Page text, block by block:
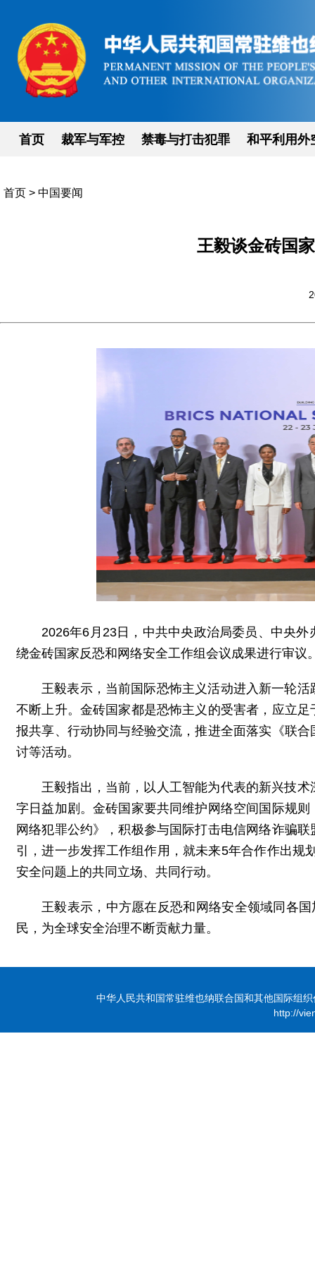
首页 裁军与军控 禁毒与打击犯罪 和平利用外
首页 > 中国要闻
王毅谈金砖国
2026年6月23日，中共中央政治局委员、中央
绕金砖国家反恐和网络安全工作组会议成果进行审议
王毅表示，当前国际恐怖主义活动进入新一轮
不断上升。金砖国家都是恐怖主义的受害者，应立
报共享、行动协同与经验交流，推进全面落实《联
讨等活动。
王毅指出，当前，以人工智能为代表的新兴技
字日益加剧。金砖国家要共同维护网络空间国际规
网络犯罪公约》，积极参与国际打击电信网络诈骗
引，进一步发挥工作组作用，就未来5年合作作出规
安全问题上的共同立场、共同行动。
王毅表示，中方愿在反恐和网络安全领域同各
民，为全球安全治理不断贡献力量。
中华人民共和国常驻维也纳联合国和其他国际组
http://